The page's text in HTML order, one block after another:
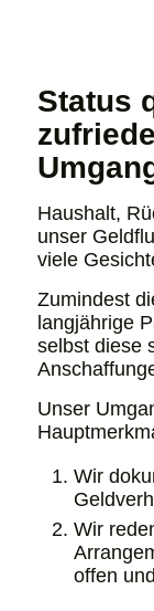
Status
Haushalt,
unser
viele
Zumindest
langjährige
selbst diese
Unser
Wir
Wir
offen